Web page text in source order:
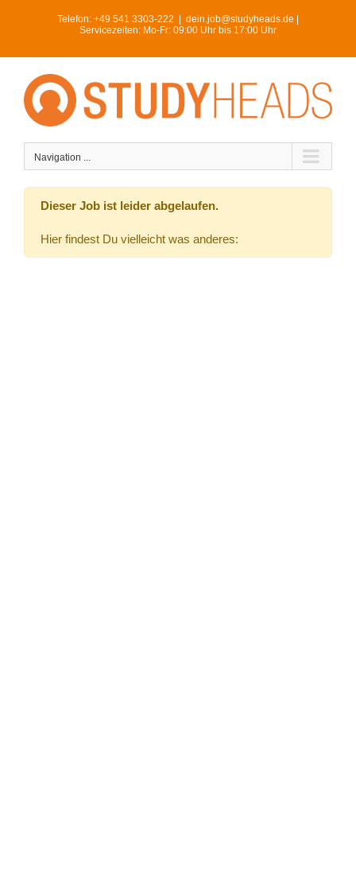
Telefon: +49 541 3303-222
dein.job@studyheads.de |
Servicezeiten: Mo-Fr: 09:00 Uhr bis 17:00 Uhr
Navigation ...
Dieser Job ist leider abgelaufen.
Hier findest Du vielleicht was anderes: